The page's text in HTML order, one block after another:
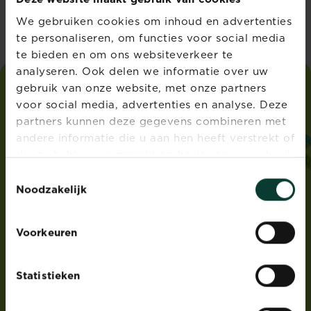
We gebruiken cookies om inhoud en advertenties
te personaliseren, om functies voor social media
te bieden en om ons websiteverkeer te
analyseren. Ook delen we informatie over uw
gebruik van onze website, met onze partners
voor social media, advertenties en analyse. Deze
partners kunnen deze gegevens combineren met
andere informatie die u aan hen heeft verstrekt of
die ze hebben verzameld op basis van uw gebruik
Noodzakelijk
Voorkeuren
Statistieken
ilovemygarden
ADRES
Evergreen Garden Care Belgium bvba sprl,
®
is een geregistreerd handelsmerk en
Gazonverzorging